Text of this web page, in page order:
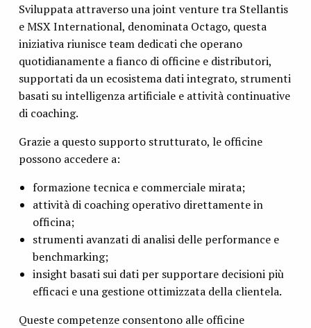
Sviluppata attraverso una joint venture tra Stellantis
e MSX International, denominata Octago, questa
iniziativa riunisce team dedicati che operano
quotidianamente a fianco di officine e distributori,
supportati da un ecosistema dati integrato, strumenti
basati su intelligenza artificiale e attività continuative
di coaching.
Grazie a questo supporto strutturato, le officine
possono accedere a:
formazione tecnica e commerciale mirata;
attività di coaching operativo direttamente in
officina;
strumenti avanzati di analisi delle performance e
benchmarking;
insight basati sui dati per supportare decisioni più
efficaci e una gestione ottimizzata della clientela.
Queste competenze consentono alle officine